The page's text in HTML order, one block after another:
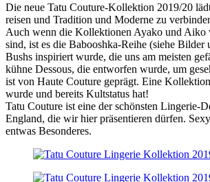
Die neue Tatu Couture-Kollektion 2019/20
reisen und Tradition und Moderne zu
Auch wenn die Kollektionen Ayako und Aiko
sind, ist es die Babooshka-Reihe (siehe Bilder
Bushs inspiriert wurde, die uns am meisten
kühne Dessous, die entworfen wurde, um
ist von Haute Couture geprägt. Eine
wurde und bereits Kultstatus hat!
Tatu Couture ist eine der schönsten Lingerie-
England, die wir hier präsentieren dürfen.
entwas Besonderes.